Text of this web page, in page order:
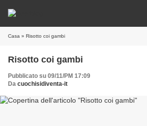
Casa » Risotto coi gambi
Risotto coi gambi
Pubblicato su 09/11/PM 17:09
Da cuochisidiventa-it